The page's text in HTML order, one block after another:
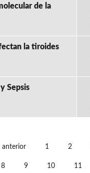
de la
la tiroides
Sepsis
anterior 1 2
8 9 10 11